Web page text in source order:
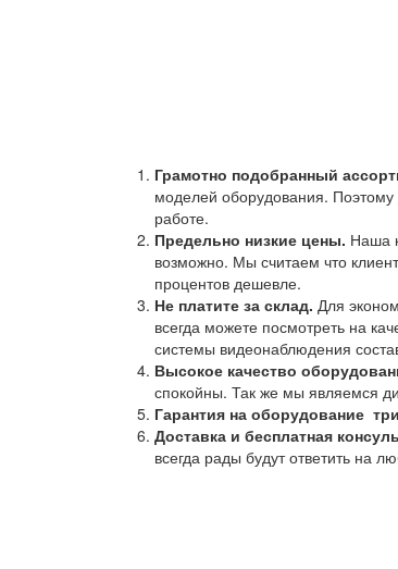
Грамотно подобранный
моделей оборудования.
работе.
Предельно низкие цены. Наша
возможно. Мы считаем что
процентов дешевле.
Не платите за склад. Для
всегда можете посмотреть на
системы видеонаблюдения
Высокое качество
спокойны. Так же мы являемся
Гарантия на оборудование
Доставка и бесплатная
всегда рады будут ответить на